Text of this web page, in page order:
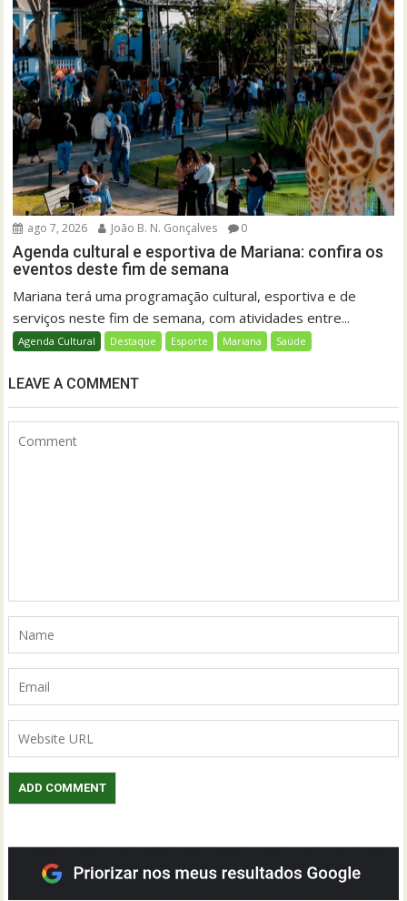
ago 7, 2026 João B. N. Gonçalves 0
Agenda cultural e esportiva de Mariana: confira os
eventos deste fim de semana
Mariana terá uma programação cultural, esportiva e de
serviços neste fim de semana, com atividades entre...
Agenda Cultural Destaque Esporte Mariana Saúde
LEAVE A COMMENT